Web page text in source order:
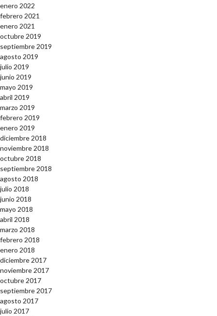
enero 2022
febrero 2021
enero 2021
octubre 2019
septiembre 2019
agosto 2019
julio 2019
junio 2019
mayo 2019
abril 2019
marzo 2019
febrero 2019
enero 2019
diciembre 2018
noviembre 2018
octubre 2018
septiembre 2018
agosto 2018
julio 2018
junio 2018
mayo 2018
abril 2018
marzo 2018
febrero 2018
enero 2018
diciembre 2017
noviembre 2017
octubre 2017
septiembre 2017
agosto 2017
julio 2017